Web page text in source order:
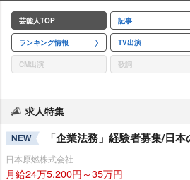
芸能人TOP 記事
ランキング情報 TV出演
CM出演 歌詞
求人特集
NEW 「企業法務」経験者募集/日
日本原燃株式会社
月給24万5,200円～35万円